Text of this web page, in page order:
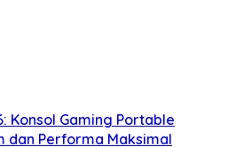
Konsol Gaming Portable
dan Performa Maksimal